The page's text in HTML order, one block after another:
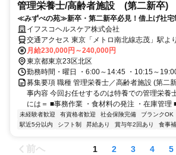
管理栄養士/高齢者施設 (第二新卒)
≪みずべの苑≫新卒・第二新卒必見！借上げ社宅
水道光熱費無料！
イフスコヘルスケア株式会社
交通アクセス 東京「メトロ南北線志茂」駅よ
月給230,000円～240,000円
東京都東京23区北区
勤務時間・曜日 ・6:00～14:45 ・10:15～
募集要項 職種 管理栄養士／高齢者施設 (第二
事内容 今回お任せするのは特養での管理栄養
には＝ ■事務作業 ・食材料の発注 ・在庫管理
未経験者歓迎 有資格者歓迎 社会保険完備 ブランクOK
駅近5分以内
シフト制 昇給あり 賞与年2回あり 食事
前へ 1 2 3 4 5